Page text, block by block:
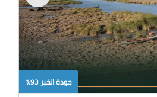
جودة الخبر 93%